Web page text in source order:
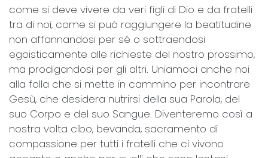
come si deve vivere da veri figli di Dio e da fratelli
tra di noi, come si può raggiungere la beatitudine
non affannandosi per sé o sottraendosi
egoisticamente alle richieste del nostro prossimo,
ma prodigandosi per gli altri. Uniamoci anche noi
alla folla che si mette in cammino per incontrare
Gesù, che desidera nutrirsi della sua Parola, del
suo Corpo e del suo Sangue. Diventeremo così a
nostra volta cibo, bevanda, sacramento di
compassione per tutti i fratelli che ci vivono